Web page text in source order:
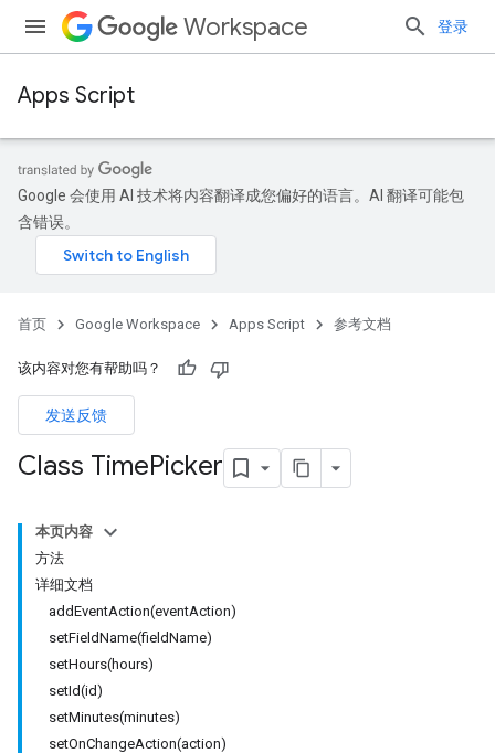
Workspace 登录
Apps Script
Google 会使用 AI 技术将内容翻译成您偏好的语言。AI 翻译可能包
含错误。
首页 Google Workspace Apps Script 参考文档
该内容对您有帮助吗？
发送反馈
Class TimePicker
本页内容
方法
详细文档
addEventAction(eventAction)
setFieldName(fieldName)
setHours(hours)
setId(id)
setMinutes(minutes)
setOnChangeAction(action)